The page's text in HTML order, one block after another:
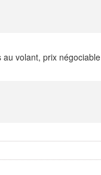
volant, prix négociable